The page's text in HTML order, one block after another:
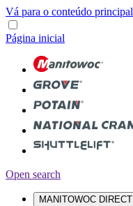
Vá para o conteúdo principal
Página inicial
Open search
MANITOWOC DIRECT